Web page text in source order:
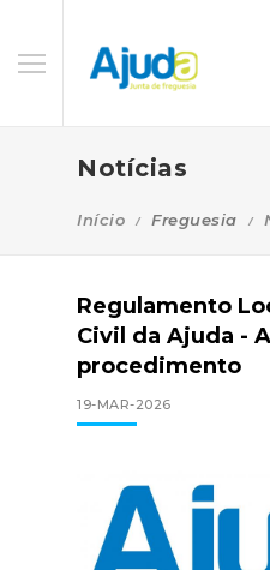
Notícias
Início Freguesia
Regulamento
Civil da Ajuda -
procedimento
19-MAR-2026